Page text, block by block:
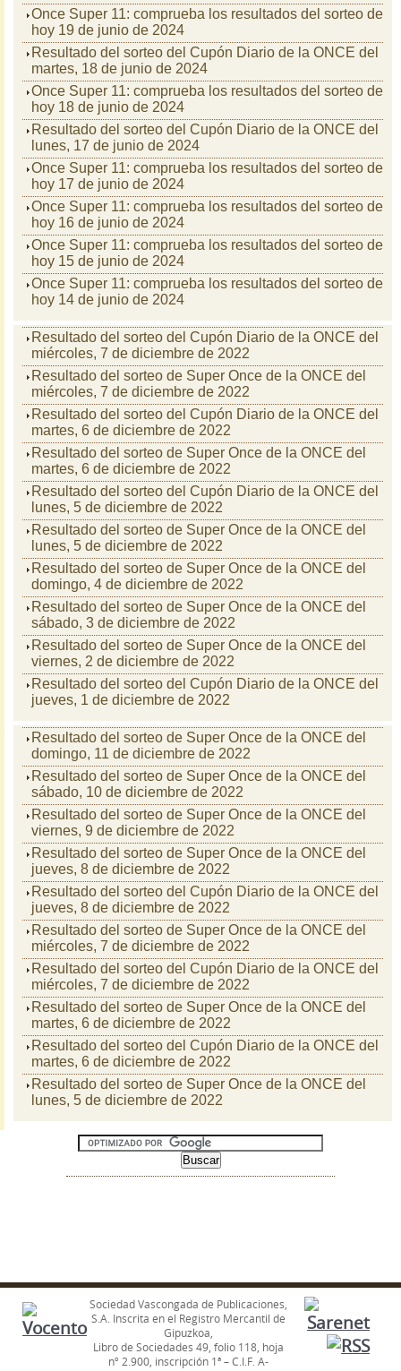
Once Super 11: comprueba los resultados del sorteo de
hoy 19 de junio de 2024
Resultado del sorteo del Cupón Diario de la ONCE del
martes, 18 de junio de 2024
Once Super 11: comprueba los resultados del sorteo de
hoy 18 de junio de 2024
Resultado del sorteo del Cupón Diario de la ONCE del
lunes, 17 de junio de 2024
Once Super 11: comprueba los resultados del sorteo de
hoy 17 de junio de 2024
Once Super 11: comprueba los resultados del sorteo de
hoy 16 de junio de 2024
Once Super 11: comprueba los resultados del sorteo de
hoy 15 de junio de 2024
Once Super 11: comprueba los resultados del sorteo de
hoy 14 de junio de 2024
Resultado del sorteo del Cupón Diario de la ONCE del
miércoles, 7 de diciembre de 2022
Resultado del sorteo de Super Once de la ONCE del
miércoles, 7 de diciembre de 2022
Resultado del sorteo del Cupón Diario de la ONCE del
martes, 6 de diciembre de 2022
Resultado del sorteo de Super Once de la ONCE del
martes, 6 de diciembre de 2022
Resultado del sorteo del Cupón Diario de la ONCE del
lunes, 5 de diciembre de 2022
Resultado del sorteo de Super Once de la ONCE del
lunes, 5 de diciembre de 2022
Resultado del sorteo de Super Once de la ONCE del
domingo, 4 de diciembre de 2022
Resultado del sorteo de Super Once de la ONCE del
sábado, 3 de diciembre de 2022
Resultado del sorteo de Super Once de la ONCE del
viernes, 2 de diciembre de 2022
Resultado del sorteo del Cupón Diario de la ONCE del
jueves, 1 de diciembre de 2022
Resultado del sorteo de Super Once de la ONCE del
domingo, 11 de diciembre de 2022
Resultado del sorteo de Super Once de la ONCE del
sábado, 10 de diciembre de 2022
Resultado del sorteo de Super Once de la ONCE del
viernes, 9 de diciembre de 2022
Resultado del sorteo de Super Once de la ONCE del
jueves, 8 de diciembre de 2022
Resultado del sorteo del Cupón Diario de la ONCE del
jueves, 8 de diciembre de 2022
Resultado del sorteo de Super Once de la ONCE del
miércoles, 7 de diciembre de 2022
Resultado del sorteo del Cupón Diario de la ONCE del
miércoles, 7 de diciembre de 2022
Resultado del sorteo de Super Once de la ONCE del
martes, 6 de diciembre de 2022
Resultado del sorteo del Cupón Diario de la ONCE del
martes, 6 de diciembre de 2022
Resultado del sorteo de Super Once de la ONCE del
lunes, 5 de diciembre de 2022
Sociedad Vascongada de Publicaciones,
S.A. Inscrita en el Registro Mercantil de
Gipuzkoa,
Libro de Sociedades 49, folio 118, hoja
nº 2.900, inscripción 1ª – C.I.F. A-